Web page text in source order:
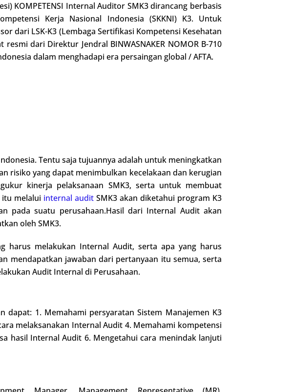
KOMPETENSI Internal Auditor SMK3 dirancang berbasis
Kerja Nasional Indonesia (SKKNI) K3. Untuk
dari LSK-K3 (Lembaga Sertifikasi Kompetensi Kesehatan
resmi dari Direktur Jendral BINWASNAKER NOMOR B-710
dalam menghadapi era persaingan global / AFTA.
Tentu saja tujuannya adalah untuk meningkatkan
risiko yang dapat menimbulkan kecelakaan dan kerugian
kinerja pelaksanaan SMK3, serta untuk membuat
melalui internal auditSMK3 akan diketahui program K3
pada suatu perusahaan.Hasil dari Internal Audit akan
oleh SMK3.
harus melakukan Internal Audit, serta apa yang harus
mendapatkan jawaban dari pertanyaan itu semua, serta
Audit Internal di Perusahaan.
1. Memahami persyaratan Sistem Manajemen K3
melaksanakan Internal Audit 4. Memahami kompetensi
hasil Internal Audit 6. Mengetahui cara menindak lanjuti